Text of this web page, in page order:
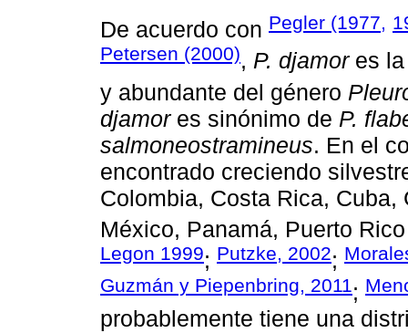
De acuerdo con Pegler (1977,
Petersen (2000), P. djamores la
y abundante del género
djamores sinónimo de P.
salmoneostramineus. En el
encontrado creciendo
Colombia, Costa Rica,
México, Panamá, Puerto
Legon 1999; Putzke, 2002;
Guzmán y Piepenbring, 2011;
probablemente tiene una